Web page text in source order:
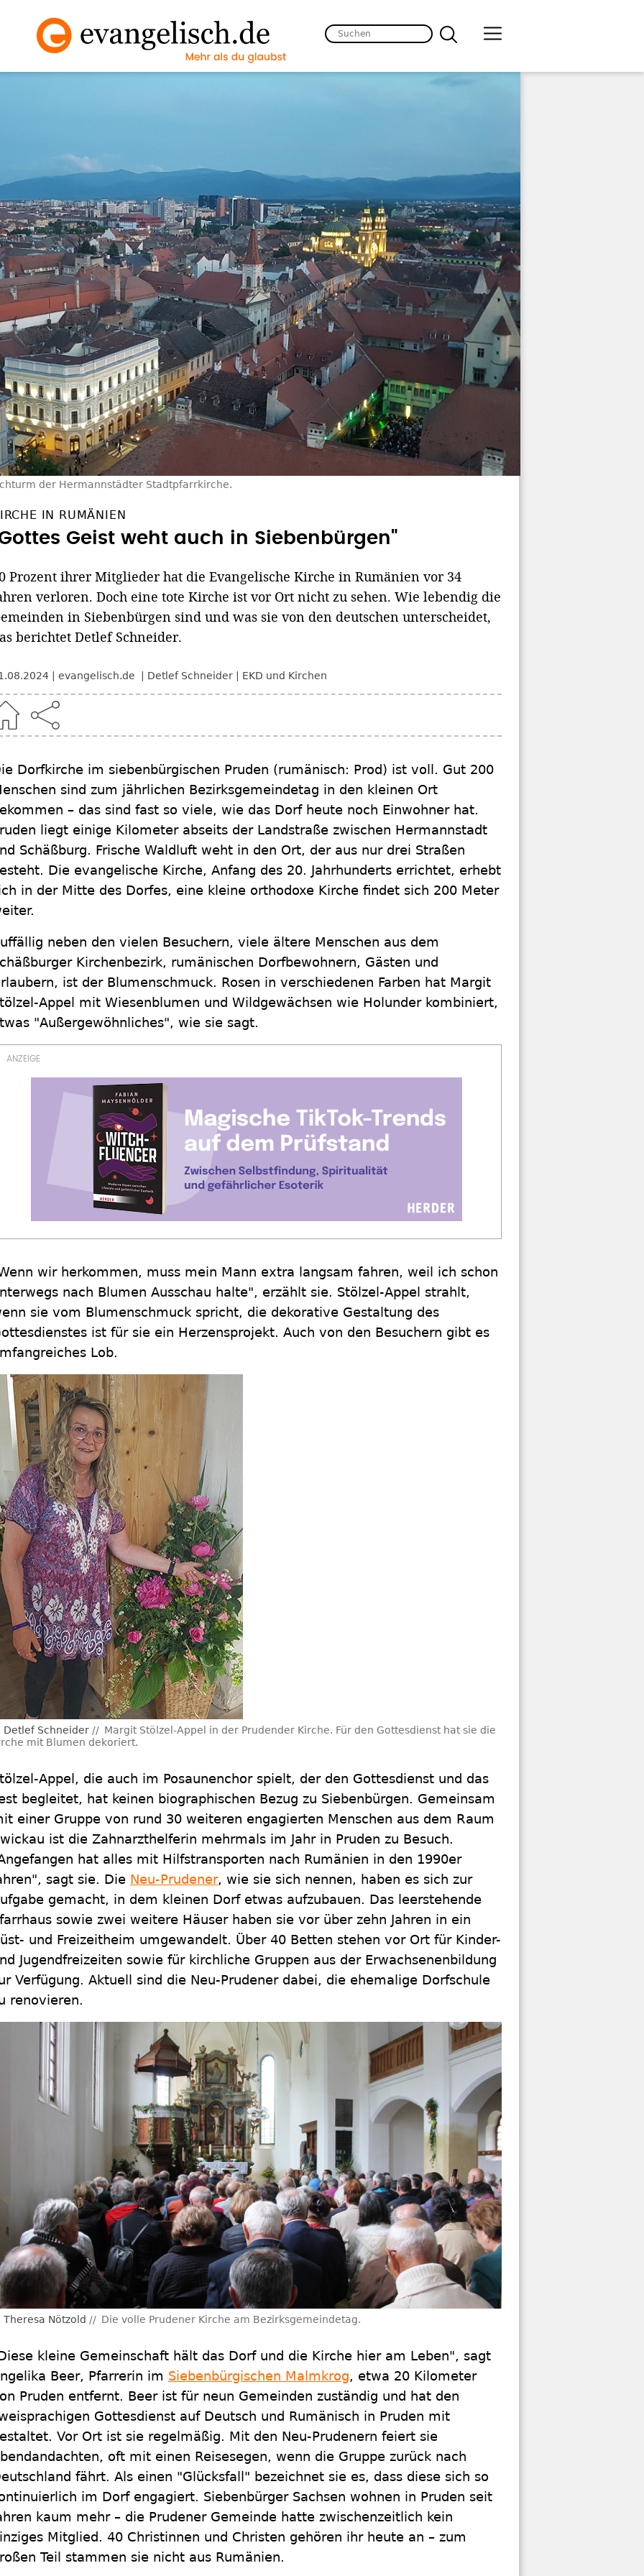
der Hermannstädter Stadtpfarrkirche.
IN RUMÄNIEN
Geist weht auch in Siebenbürgen"
Prozent ihrer Mitglieder hat die Evangelische Kirche in Rumänien vor 34
verloren. Doch eine tote Kirche ist vor Ort nicht zu sehen. Wie lebendig die
in Siebenbürgen sind und was sie von den deutschen unterscheidet,
berichtet Detlef Schneider.
evangelisch.de Detlef Schneider EKD und Kirchen
Dorfkirche im siebenbürgischen Pruden (rumänisch: Prod) ist voll. Gut 200
sind zum jährlichen Bezirksgemeindetag in den kleinen Ort
– das sind fast so viele, wie das Dorf heute noch Einwohner hat.
liegt einige Kilometer abseits der Landstraße zwischen Hermannstadt
Schäßburg. Frische Waldluft weht in den Ort, der aus nur drei Straßen
Die evangelische Kirche, Anfang des 20. Jahrhunderts errichtet, erhebt
in der Mitte des Dorfes, eine kleine orthodoxe Kirche findet sich 200 Meter
neben den vielen Besuchern, viele ältere Menschen aus dem
Kirchenbezirk, rumänischen Dorfbewohnern, Gästen und
ist der Blumenschmuck. Rosen in verschiedenen Farben hat Margit
Appel mit Wiesenblumen und Wildgewächsen wie Holunder kombiniert,
"Außergewöhnliches", wie sie sagt.
wir herkommen, muss mein Mann extra langsam fahren, weil ich schon
nach Blumen Ausschau halte", erzählt sie. Stölzel-Appel strahlt,
sie vom Blumenschmuck spricht, die dekorative Gestaltung des
ist für sie ein Herzensprojekt. Auch von den Besuchern gibt es
Lob.
Detlef Schneider
Margit Stölzel-Appel in der Prudender Kirche. Für den Gottesdienst hat sie die
mit Blumen dekoriert.
Appel, die auch im Posaunenchor spielt, der den Gottesdienst und das
begleitet, hat keinen biographischen Bezug zu Siebenbürgen. Gemeinsam
einer Gruppe von rund 30 weiteren engagierten Menschen aus dem Raum
ist die Zahnarzthelferin mehrmals im Jahr in Pruden zu Besuch.
hat alles mit Hilfstransporten nach Rumänien in den 1990er
sagt sie. Die Neu-Prudener, wie sie sich nennen, haben es sich zur
gemacht, in dem kleinen Dorf etwas aufzubauen. Das leerstehende
sowie zwei weitere Häuser haben sie vor über zehn Jahren in ein
und Freizeitheim umgewandelt. Über 40 Betten stehen vor Ort für Kinder-
Jugendfreizeiten sowie für kirchliche Gruppen aus der Erwachsenenbildung
Verfügung. Aktuell sind die Neu-Prudener dabei, die ehemalige Dorfschule
renovieren.
Theresa Nötzold Die volle Prudener Kirche am Bezirksgemeindetag.
kleine Gemeinschaft hält das Dorf und die Kirche hier am Leben", sagt
Beer, Pfarrerin im Siebenbürgischen Malmkrog, etwa 20 Kilometer
Pruden entfernt. Beer ist für neun Gemeinden zuständig und hat den
Gottesdienst auf Deutsch und Rumänisch in Pruden mit
Vor Ort ist sie regelmäßig. Mit den Neu-Prudenern feiert sie
oft mit einen Reisesegen, wenn die Gruppe zurück nach
fährt. Als einen "Glücksfall" bezeichnet sie es, dass diese sich so
im Dorf engagiert. Siebenbürger Sachsen wohnen in Pruden seit
kaum mehr – die Prudener Gemeinde hatte zwischenzeitlich kein
Mitglied. 40 Christinnen und Christen gehören ihr heute an – zum
Teil stammen sie nicht aus Rumänien.